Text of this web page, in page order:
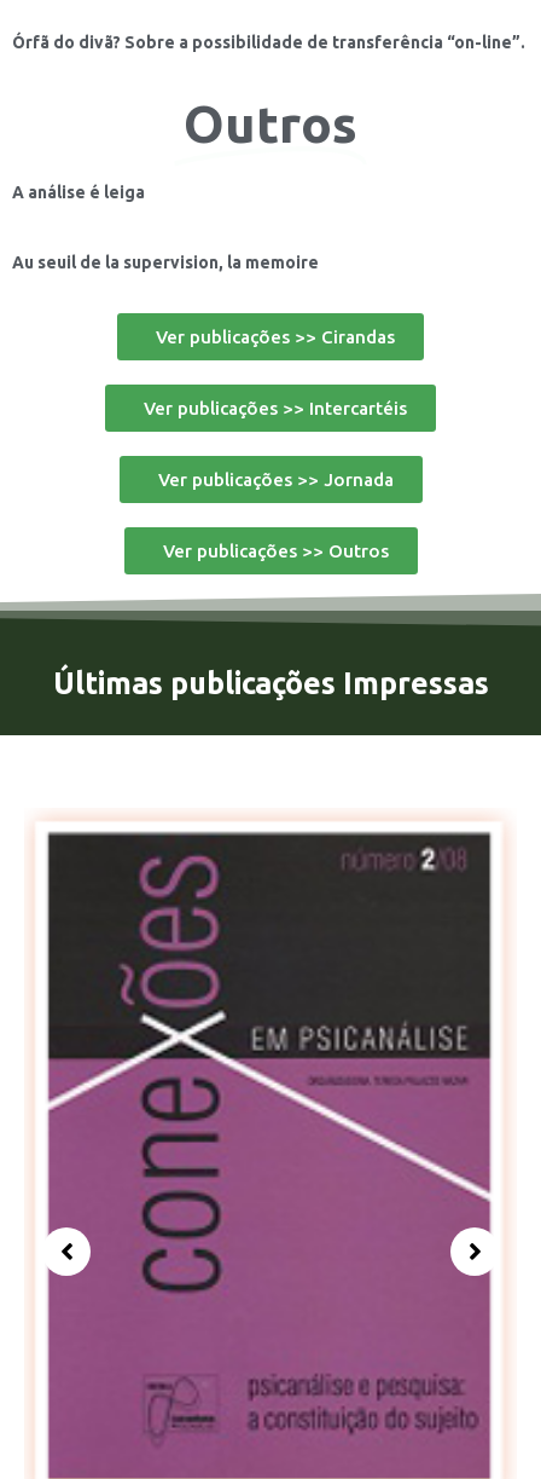
Órfã do divã? Sobre a possibilidade de transferência “on-line”.
Outros
A análise é leiga
Au seuil de la supervision, la memoire
Ver publicações >> Cirandas
Ver publicações >> Intercartéis
Ver publicações >> Jornada
Ver publicações >> Outros
Últimas publicações Impressas